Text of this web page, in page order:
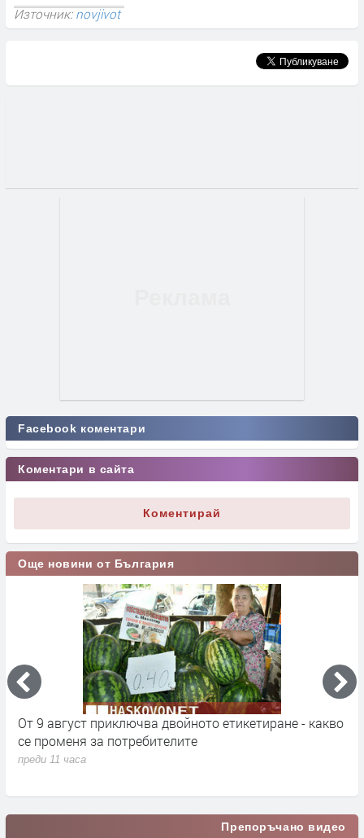
Източник:novjivot
Facebook коментари
Коментари в сайта
Коментирай
Още новини от България
От 9 август приключва двойното етикетиране - какво
се променя за потребителите
преди 11 часа
Препоръчано видео